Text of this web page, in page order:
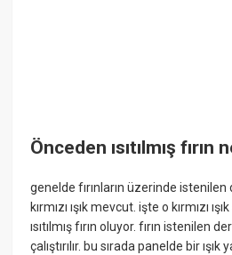
Önceden ısıtılmış fırın
genelde fırınların üzerinde
kırmızı ışık mevcut. işte o kırmızı
ısıtılmış fırın oluyor. fırın istenilen
çalıştırılır. bu sırada panelde bir ışık